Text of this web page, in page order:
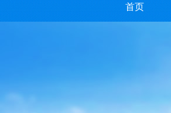
首页